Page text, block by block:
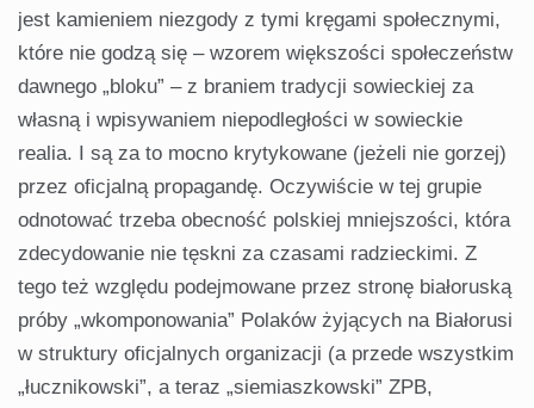
jest kamieniem niezgody z tymi kręgami społecz­nymi,
które nie godzą się – wzorem większości społeczeństw
dawnego „bloku” – z braniem tradycji sowiec­kiej za
własną i wpisywaniem nie­podległości w sowieckie
realia. I są za to mocno krytykowane (jeżeli nie gorzej)
przez oficjalną propagandę. Oczywiście w tej grupie
odnotować trzeba obecność polskiej mniejszości, która
zdecydowanie nie tęskni za cza­sami radzieckimi. Z
tego też względu podejmowane przez stronę białoru­ską
próby „wkomponowania” Pola­ków żyjących na Białorusi
w struk­tury oficjalnych organizacji (a przede wszystkim
„łucznikowski”, a teraz „siemiaszkowski” ZPB,